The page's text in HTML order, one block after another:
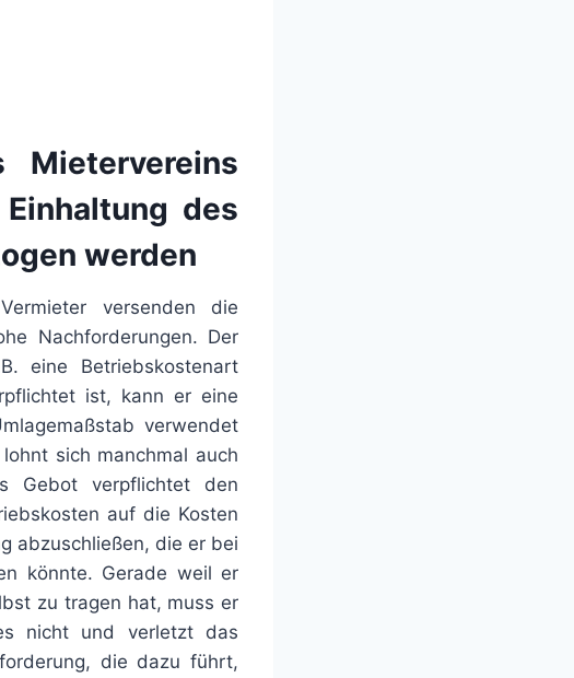
Mietervereins
des
werden
versenden die
Nachforderungen. Der
eine Betriebskostenart
ist, kann er eine
verwendet
sich manchmal auch
Gebot verpflichtet den
auf die Kosten
abzuschließen, die er bei
könnte. Gerade weil er
zu tragen hat, muss er
nicht und verletzt das
die dazu führt,